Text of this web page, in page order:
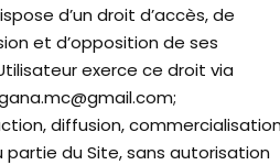
d’un droit d’accès, de
et d’opposition de ses
exerce ce droit via
diffusion,
du Site, sans autorisation